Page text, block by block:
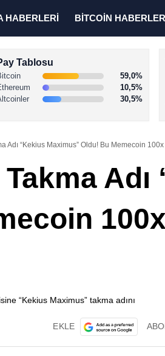
HABERLERİ BİTCOİN
Tablosu
59,0%
10,5%
30,5%
Adı “Kekius Maximus” Oldu! Bu Memecoin 100x
Takma
100x
EKLE